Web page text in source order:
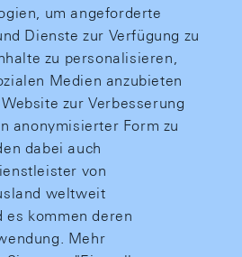
um angeforderte
Dienste zur Verfügung zu
zu personalisieren,
Medien anzubieten
zur Verbesserung
anonymisierter Form zu
dabei auch
von
weltweit
es kommen deren
Mehr